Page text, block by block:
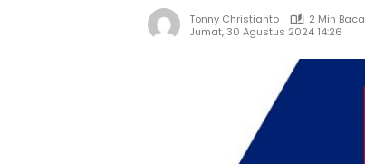
Tonny Christianto
2 Min Baca
Jumat, 30 Agustus 2024 14:26